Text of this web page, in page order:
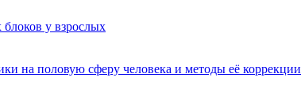
блоков у взрослых
на половую сферу человека и методы её коррекции